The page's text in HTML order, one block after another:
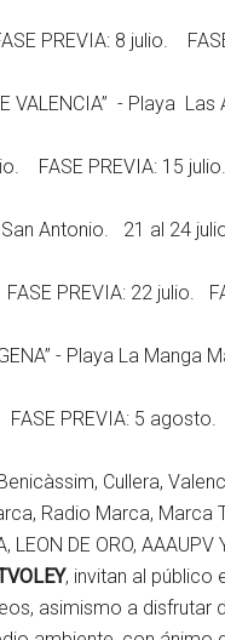
PREVIA: 8 julio.
VALENCIA” - Playa Las
FASE PREVIA: 15
Antonio. 21 al 24
PREVIA: 22 julio.
- Playa La Manga
FASE PREVIA: 5
Cullera,
Radio Marca, Marca
DE ORO, AAAUPV
, invitan al público
asimismo a